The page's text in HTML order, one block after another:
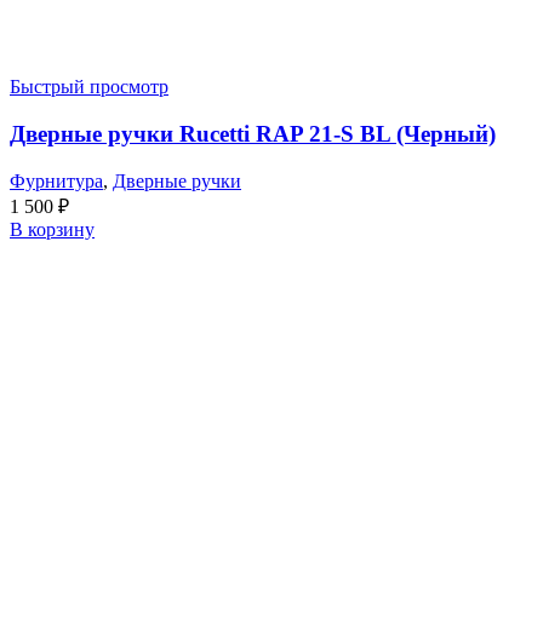
Быстрый просмотр
Дверные ручки Rucetti RAP 21-S BL (Черный)
Фурнитура, Дверные ручки
1 500 ₽
В корзину